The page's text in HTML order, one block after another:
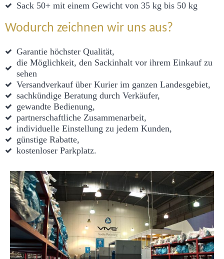
Sack 50+ mit einem Gewicht von 35 kg bis 50 kg
Wodurch zeichnen wir uns aus?
Garantie höchster Qualität,
die Möglichkeit, den Sackinhalt vor ihrem Einkauf zu
sehen
Versandverkauf über Kurier im ganzen Landesgebiet,
sachkündige Beratung durch Verkäufer,
gewandte Bedienung,
partnerschaftliche Zusammenarbeit,
individuelle Einstellung zu jedem Kunden,
günstige Rabatte,
kostenloser Parkplatz.